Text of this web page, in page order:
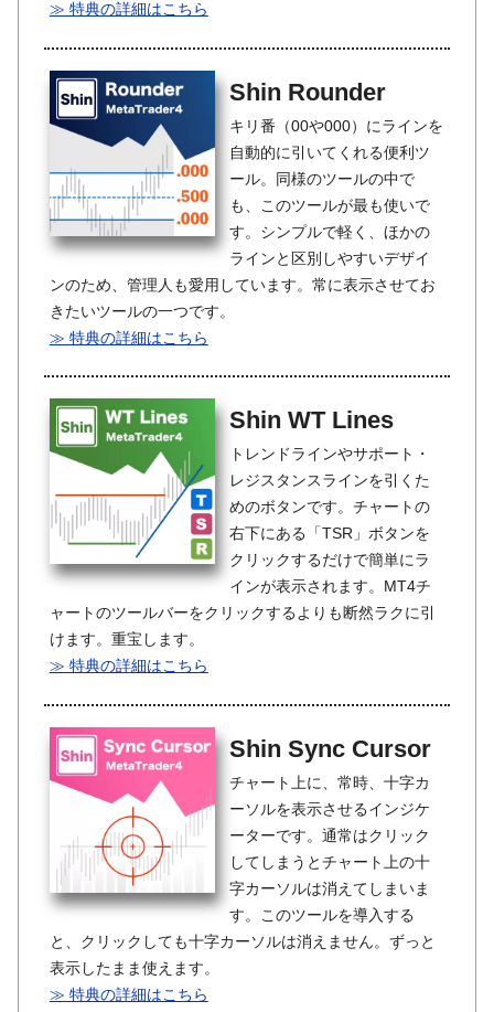
≫ 特典の詳細はこちら
Shin Rounder
キリ番（00や000）にラインを
自動的に引いてくれる便利ツ
ール。同様のツールの中で
も、このツールが最も使いで
す。シンプルで軽く、ほかの
ラインと区別しやすいデザイ
ンのため、管理人も愛用しています。常に表示させてお
きたいツールの一つです。
≫ 特典の詳細はこちら
Shin WT Lines
トレンドラインやサポート・
レジスタンスラインを引くた
めのボタンです。チャートの
右下にある「TSR」ボタンを
クリックするだけで簡単にラ
インが表示されます。MT4チ
ャートのツールバーをクリックするよりも断然ラクに引
けます。重宝します。
≫ 特典の詳細はこちら
Shin Sync Cursor
チャート上に、常時、十字カ
ーソルを表示させるインジケ
ーターです。通常はクリック
してしまうとチャート上の十
字カーソルは消えてしまいま
す。このツールを導入する
と、クリックしても十字カーソルは消えません。ずっと
表示したまま使えます。
≫ 特典の詳細はこちら